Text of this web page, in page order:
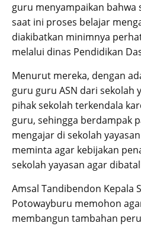
guru menyampaikan bahwa
saat ini proses belajar
diakibatkan minimnya
melalui dinas Pendidikan
Menurut mereka, dengan
guru guru ASN dari sekolah
pihak sekolah terkendala
guru, sehingga berdampak
mengajar di sekolah
meminta agar kebijakan
sekolah yayasan agar
Amsal Tandibendon Kepala
Potowayburu memohon
membangun tambahan